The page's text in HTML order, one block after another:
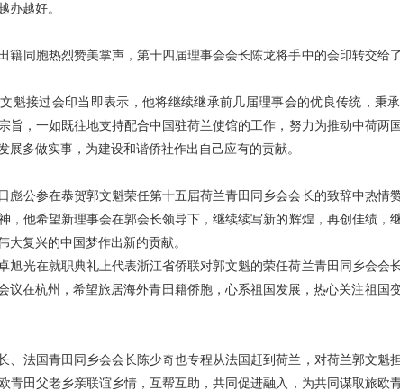
办越好。
同胞热烈赞美掌声，第十四届理事会会长陈龙将手中的会印转交给
魁接过会印当即表示，他将继续继承前几届理事会的优良传统，秉
旨，一如既往地支持配合中国驻荷兰使馆的工作，努力为推动中荷两
展多做实事，为建设和谐侨社作出自己应有的贡献。
公参在恭贺郭文魁荣任第十五届荷兰青田同乡会会长的致辞中热情
，他希望新理事会在郭会长领导下，继续续写新的辉煌，再创佳绩，
大复兴的中国梦作出新的贡献。
光在就职典礼上代表浙江省侨联对郭文魁的荣任荷兰青田同乡会会
议在杭州，希望旅居海外青田籍侨胞，心系祖国发展，热心关注祖国
法国青田同乡会会长陈少奇也专程从法国赶到荷兰，对荷兰郭文魁
青田父老乡亲联谊乡情，互帮互助，共同促进融入，为共同谋取旅欧